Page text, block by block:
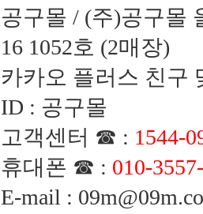
공구몰 / (주)공구몰
16 1052호 (2매장)
카카오 플러스 친구
ID : 공구몰
고객센터 ☎ : 1544-
휴대폰 ☎ : 010-
E-mail :